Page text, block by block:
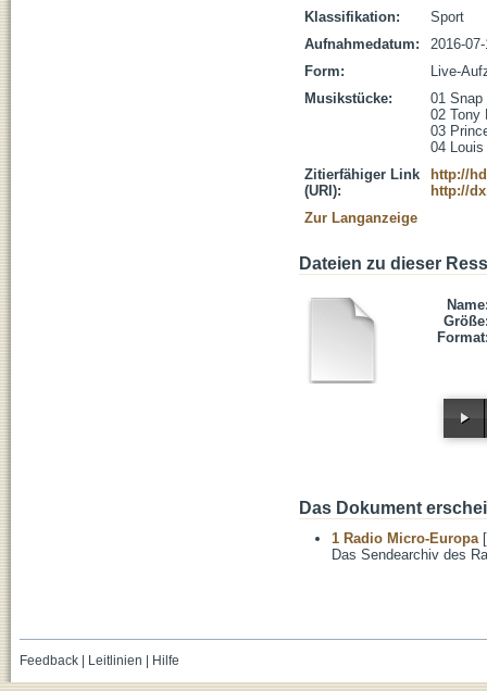
Klassifikation:
Sport
Aufnahmedatum:
2016-
Form:
Live-
Musikstücke:
01 Snap
02 Tony
03
04
Zitierfähiger Link
(URI):
http://
http://
Zur Langanzeige
Dateien zu dieser
Das Dokument
1 Radio Micro-Europa
Das Sendearchiv des
Feedback| Leitlinien Hilfe